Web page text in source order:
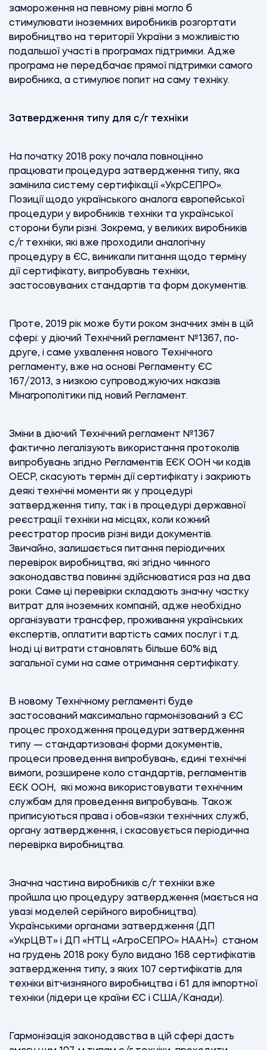
замороження на певному рівні могло б
стимулювати іноземних виробників розгортати
виробництво на території України з можливістю
подальшої участі в програмах підтримки. Адже
програма не передбачає прямої підтримки самого
виробника, а стимулює попит на саму техніку.
Затвердження типу для с/г техніки
На початку 2018 року почала повноцінно
працювати процедура затвердження типу, яка
замінила систему сертифікації «УкрСЕПРО».
Позиції щодо українського аналога європейської
процедури у виробників техніки та української
сторони були різні. Зокрема, у великих виробників
с/г техніки, які вже проходили аналогічну
процедуру в ЄС, виникали питання щодо терміну
дії сертифікату, випробувань техніки,
застосовуваних стандартів та форм документів.
Проте, 2019 рік може бути роком значних змін в цій
сфері: у діючий Технічний регламент №1367, по-
друге, і саме ухвалення нового Технічного
регламенту, вже на основі Регламенту ЄС
167/2013, з низкою супроводжуючих наказів
Мінагрополітики під новий Регламент.
Зміни в діючий Технічний регламент №1367
фактично легалізують використання протоколів
випробувань згідно Регламентів ЕЄК ООН чи кодів
ОЕСР, скасують термін дії сертифікату і закриють
деякі технічні моменти як у процедурі
затвердження типу, так і в процедурі державної
реєстрації техніки на місцях, коли кожний
реєстратор просив різні види документів.
Звичайно, залишається питання періодичних
перевірок виробництва, які згідно чинного
законодавства повинні здійснюватися раз на два
роки. Саме ці перевірки складають значну частку
витрат для іноземних компаній, адже необхідно
організувати трансфер, проживання українських
експертів, оплатити вартість самих послуг і т.д.
Іноді ці витрати становлять більше 60% від
загальної суми на саме отримання сертифікату.
В новому Технічному регламенті буде
застосований максимально гармонізований з ЄС
процес проходження процедури затвердження
типу — стандартизовані форми документів,
процеси проведення випробувань, єдині технічні
вимоги, розширене коло стандартів, регламентів
ЕЄК ООН, які можна використовувати технічним
службам для проведення випробувань. Також
приписуються права і обов«язки технічних служб,
органу затвердження, і скасовується періодична
перевірка виробництва.
Значна частина виробників с/г техніки вже
пройшла цю процедуру затвердження (мається на
увазі моделей серійного виробництва).
Українськими органами затвердження (ДП
«УкрЦВТ» і ДП «НТЦ «АгроСЕПРО» НААН») станом
на грудень 2018 року було видано 168 сертифікатів
затвердження типу, з яких 107 сертифікатів для
техніки вітчизняного виробництва і 61 для імпортної
техніки (лідери це країни ЄС і США/Канади).
Гармонізація законодавства в цій сфері дасть